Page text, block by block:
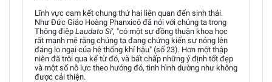
Lĩnh vực cam kết chung thứ hai liên quan đến sinh thái.
Như Đức Giáo Hoàng Phanxicô đã nói với chúng ta trong
Thông điệp Laudato Si', "có một sự đồng thuận khoa học
rất mạnh mẽ rằng chúng ta đang chứng kiến sự nóng lên
đáng lo ngại của hệ thống khí hậu" (số 23). Hơn một thập
niên đã trôi qua kể từ đó, và bất chấp những ý định tốt đẹp
và một số nỗ lực theo hướng đó, tình hình dường như không
được cải thiện.